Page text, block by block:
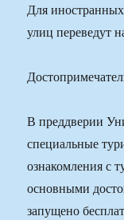
Для
улиц переведут
В преддверии
специальные
ознакомления с
основными
запущено